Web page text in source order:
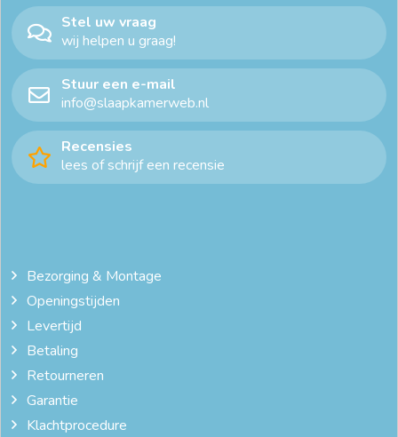
Stel uw vraag
wij helpen u graag!
Stuur een e-mail
info@slaapkamerweb.nl
Recensies
lees of schrijf een recensie
Bezorging & Montage
Openingstijden
Levertijd
Betaling
Retourneren
Garantie
Klachtprocedure